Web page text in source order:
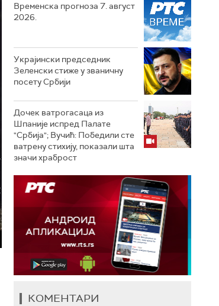
Временска прогноза 7. август
2026.
Украјински председник
Зеленски стиже у званичну
посету Србији
Дочек ватрогасаца из
Шпаније испред Палате
"Србија"; Вучић: Победили сте
ватрену стихију, показали шта
значи храброст
КОМЕНТАРИ